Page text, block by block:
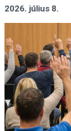
2026. július 8.